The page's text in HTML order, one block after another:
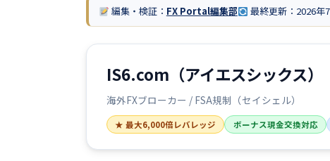
編集・検証： FX Portal編集部 最終更新： 2026年
IS6.com（アイエスシックス）
海外FXブローカー / FSA規制（セイシェル）
★ 最大6,000倍レバレッジ ボーナス現金交換対応